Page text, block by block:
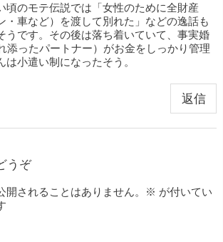
頃のモテ伝説では「女性のために全財産
・車など）を渡して別れた」などの逸話も
うです。その後は落ち着いていて、事実婚
添ったパートナー）がお金をしっかり管理
は小遣い制になったそう。
返信
うぞ
開されることはありません。 ※ が付いてい